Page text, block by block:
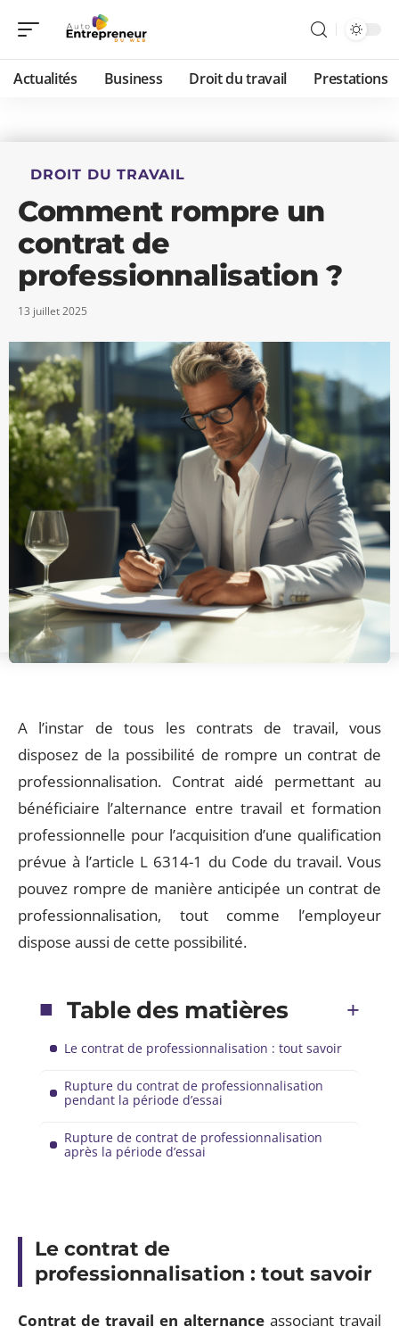
Actualités Business Droit du travail Prestations
DROIT DU TRAVAIL
Comment rompre un
contrat de
professionnalisation ?
13 juillet 2025
A l’instar de tous les contrats de travail, vous
disposez de la possibilité de rompre un contrat de
professionnalisation. Contrat aidé permettant au
bénéficiaire l’alternance entre travail et formation
professionnelle pour l’acquisition d’une qualification
prévue à l’article L 6314-1 du Code du travail. Vous
pouvez rompre de manière anticipée un contrat de
professionnalisation, tout comme l’employeur
dispose aussi de cette possibilité.
Table des matières
Le contrat de professionnalisation : tout savoir
Rupture du contrat de professionnalisation
pendant la période d’essai
Rupture de contrat de professionnalisation
après la période d’essai
Le contrat de
professionnalisation : tout savoir
Contrat de travail en alternance associant travail